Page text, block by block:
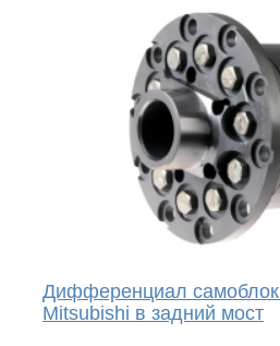
Дифференциал
Mitsubishi в задний мост